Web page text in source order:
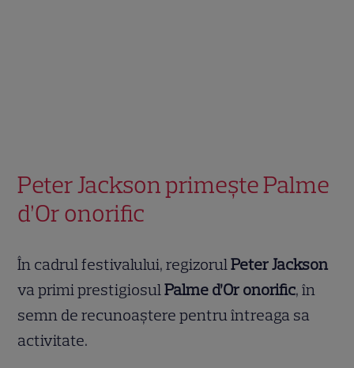
Peter Jackson primește Palme
d’Or onorific
În cadrul festivalului, regizorulPeter Jackson
va primi prestigiosulPalme d’Or onorific, în
semn de recunoaștere pentru întreaga sa
activitate.